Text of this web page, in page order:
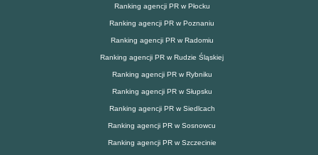
Ranking agencji PR w Płocku
Ranking agencji PR w Poznaniu
Ranking agencji PR w Radomiu
Ranking agencji PR w Rudzie Śląskiej
Ranking agencji PR w Rybniku
Ranking agencji PR w Słupsku
Ranking agencji PR w Siedlcach
Ranking agencji PR w Sosnowcu
Ranking agencji PR w Szczecinie